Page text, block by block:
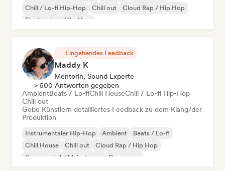
Chill / Lo-fi Hip-Hop
Chill out
Cloud Rap / Hip Hop
Electronica
Hip-Hop
Eingehendes Feedback
Maddy K
Mentorin, Sound Experte
> 500 Antworten gegeben
AmbientBeats / Lo-fiChill HouseChill / Lo-fi Hip-Hop
Chill out
Gebe Künstlern detailliertes Feedback zu dem Klang/der
Produktion
Instrumentaler Hip-Hop Ambient
Beats / Lo-fi
Chill House
Chill out
Cloud Rap / Hip Hop
Kommerziell / Mainstream
Dance pop